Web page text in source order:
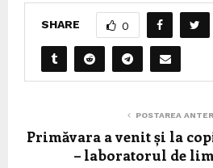
SHARE 0
POSTAREA
Primăvara a venit și la
– laboratorul de